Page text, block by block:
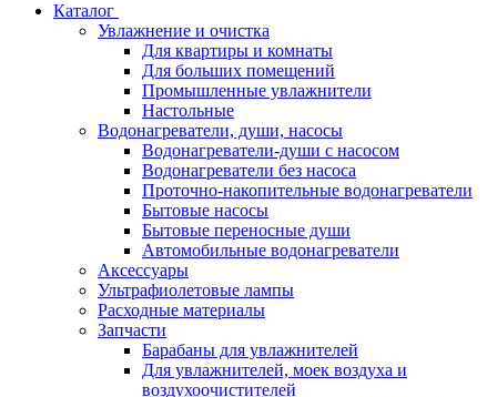
Каталог
Увлажнение и очистка
Для квартиры и комнаты
Для больших помещений
Промышленные увлажнители
Настольные
Водонагреватели, души, насосы
Водонагреватели-души с насосом
Водонагреватели без насоса
Проточно-накопительные водонагреватели
Бытовые насосы
Бытовые переносные души
Автомобильные водонагреватели
Аксессуары
Ультрафиолетовые лампы
Расходные материалы
Запчасти
Барабаны для увлажнителей
Для увлажнителей, моек воздуха и
воздухоочистителей